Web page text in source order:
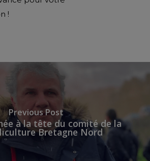
!
Previous Post
à la tête du comité de la
Bretagne Nord